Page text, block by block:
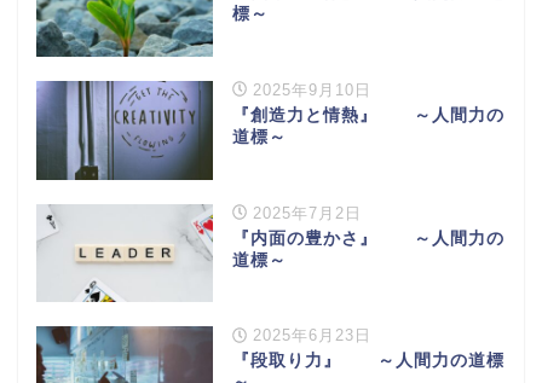
標～
2025年9月10日
『創造力と情熱』 ～人間力の
道標～
2025年7月2日
『内面の豊かさ』 ～人間力の
道標～
2025年6月23日
『段取り力』 ～人間力の道標